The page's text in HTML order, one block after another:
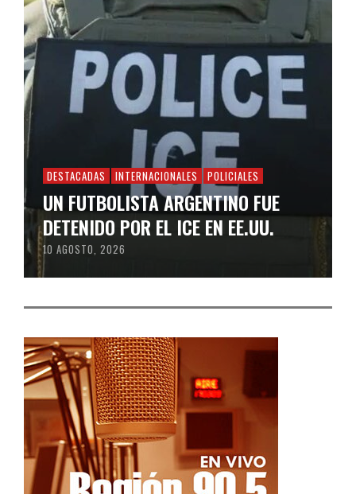
DESTACADAS INTERNACIONALES POLICIALES
UN FUTBOLISTA ARGENTINO FUE
DETENIDO POR EL ICE EN EE.UU.
10 AGOSTO, 2026